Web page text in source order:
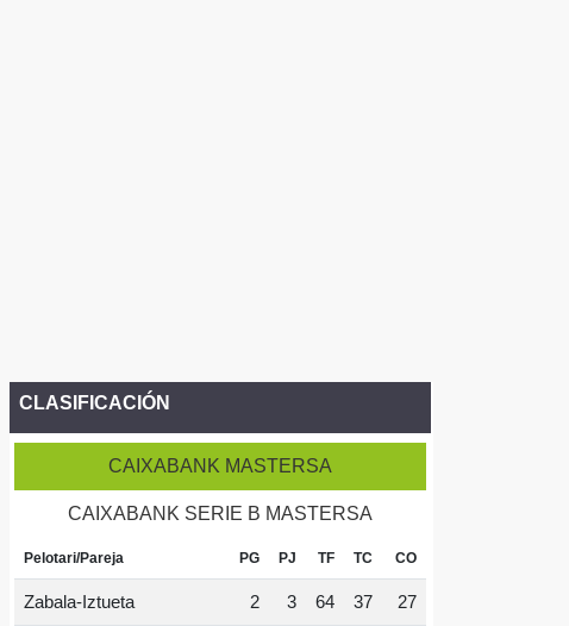
CLASIFICACIÓN
CAIXABANK MASTERSA
CAIXABANK SERIE B MASTERSA
Pelotari/Pareja PG PJ TF TC CO
Zabala-Iztueta 2 3 64 37 27